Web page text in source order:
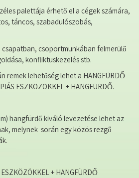
palettája érhető el a cégek számára,
táncos, szabadulószobás,
csapatban, csoportmunkában felmerülő
konfliktuskezelés stb.
remek lehetőség lehet a HANGFÜRDŐ
ESZKÖZÖKKEL + HANGFÜRDŐ.
hangfürdő kiváló levezetése lehet az
melynek során egy közös rezgő
+ HANGFÜRDŐ